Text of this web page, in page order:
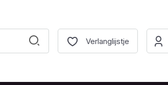
Verlanglijstje